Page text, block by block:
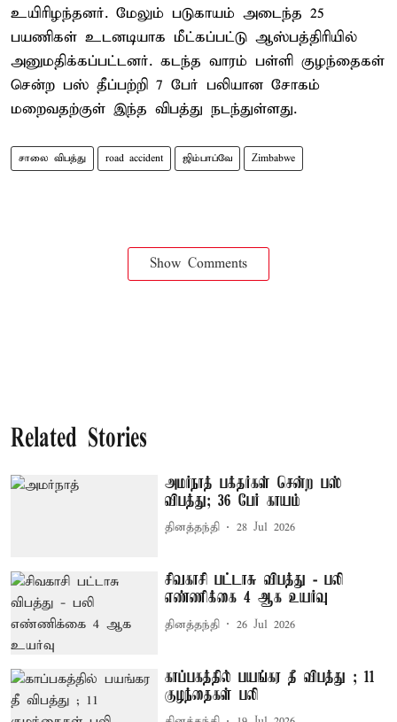
உயிரிழந்தனர். மேலும் படுகாயம் அடைந்த 25
பயணிகள் உடனடியாக மீட்கப்பட்டு ஆஸ்பத்திரியில்
அனுமதிக்கப்பட்டனர். கடந்த வாரம் பள்ளி குழந்தைகள்
சென்ற பஸ் தீப்பற்றி 7 பேர் பலியான சோகம்
மறைவதற்குள் இந்த விபத்து நடந்துள்ளது.
சாலை விபத்து road accident ஜிம்பாப்வே Zimbabwe
Show Comments
Related Stories
அமர்நாத் பக்தர்கள் சென்ற பஸ்
விபத்து; 36 பேர் காயம்
தினத்தந்தி 28 Jul 2026
சிவகாசி பட்டாசு விபத்து - பலி
எண்ணிக்கை 4 ஆக உயர்வு
தினத்தந்தி 26 Jul 2026
காப்பகத்தில் பயங்கர தீ விபத்து ; 11
குழந்தைகள் பலி